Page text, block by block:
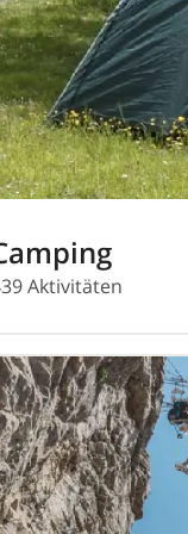
Aktivitäten